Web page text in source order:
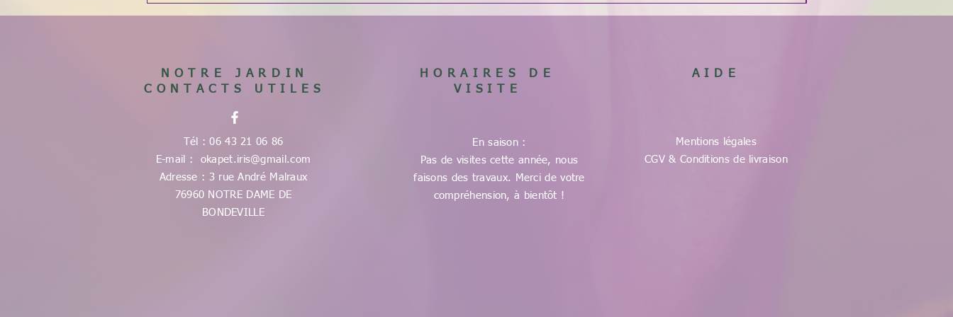
NOTRE JARDIN
CONTACTS UTILES
HORAIRES DE
VISITE
AIDE
Tél : 06 43 21 06 86
E-mail : okapet.iris@gmail.com
Adresse : 3 rue André Malraux
76960 NOTRE DAME DE
BONDEVILLE
En saison :
Pas de visites cette année, nous
faisons des travaux. Merci de votre
compréhension, à bientôt !
Mentions légales
CGV & Conditions de livraison